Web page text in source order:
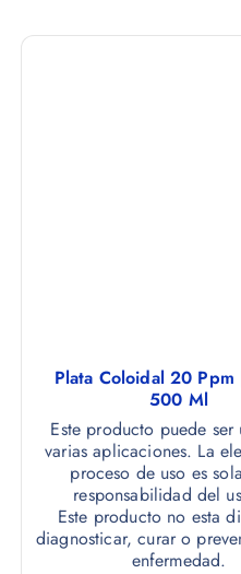
Plata Coloidal 20 Ppm
500 Ml
Este producto puede ser
varias aplicaciones. La
proceso de uso es
responsabilidad del
Este producto no esta
diagnosticar, curar o
enfermedad.